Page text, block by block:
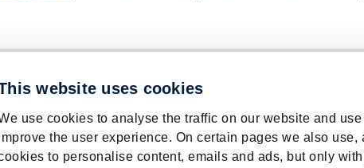
website uses cookies
use cookies to analyse the traffic on our website and
the user experience. On certain pages we also use,
to personalise content, emails and ads, but only